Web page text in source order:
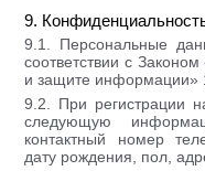
9.
9.1. Персональные
соответствии с
и защите информации»
9.2. При регистрации
следующую
контактный номер
дату рождения, пол,